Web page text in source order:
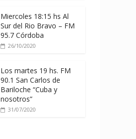
Miercoles 18:15 hs Al
Sur del Rio Bravo – FM
95.7 Córdoba
26/10/2020
Los martes 19 hs. FM
90.1 San Carlos de
Bariloche “Cuba y
nosotros”
31/07/2020